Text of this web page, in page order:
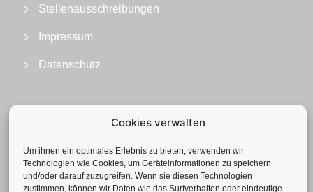
Cookies verwalten
Um ihnen ein optimales Erlebnis zu bieten, verwenden wir
Technologien wie Cookies, um Geräteinformationen zu speichern
und/oder darauf zuzugreifen. Wenn sie diesen Technologien
zustimmen, können wir Daten wie das Surfverhalten oder eindeutige
Stellenausschreibungen
Impressum
Datenschutz